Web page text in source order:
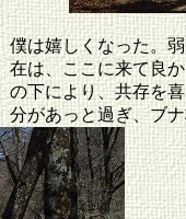
僕は嬉しくなった。
在は、ここに来て良
の下により、共存を
分があっと過ぎ、ブ